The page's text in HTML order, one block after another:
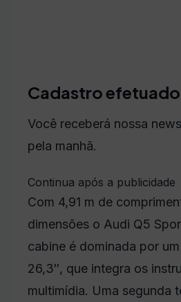
Cadastro
Você receberá nossa
pela manhã.
Continua após a publicidade
Com 4,91 m de
dimensões o Audi Q5
cabine é dominada por
26,3″, que integra os
multimídia. Uma segunda